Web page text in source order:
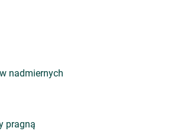
nadmiernych
pragną